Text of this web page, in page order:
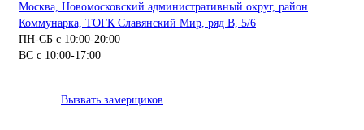
Москва, Новомосковский административный округ, район
Коммунарка, ТОГК Славянский Мир, ряд В, 5/6
ПН-СБ с 10:00-20:00
ВС с 10:00-17:00
Вызвать замерщиков